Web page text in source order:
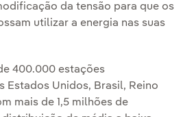
da tensão para que os
utilizar a energia nas suas
400.000 estações
Estados Unidos, Brasil, Reino
mais de 1,5 milhões de